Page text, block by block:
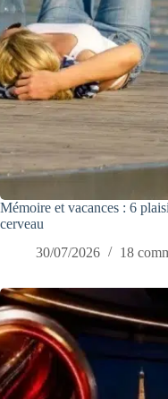
Mémoire et vacances : 6
cerveau
30/07/2026
18